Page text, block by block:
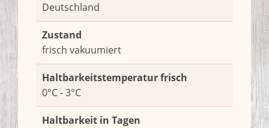
Deutschland
Zustand
frisch vakuumiert
Haltbarkeitstemperatur frisch
0°C - 3°C
Haltbarkeit in Tagen